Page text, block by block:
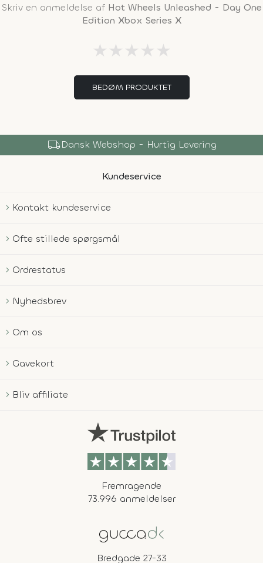
Skriv en anmeldelse af Hot Wheels Unleashed - Day One
Edition Xbox Series X
★ ★ ★ ★ ★
BEDØM PRODUKTET
local_shippingDansk Webshop - Hurtig Levering
Kundeservice
Kontakt kundeservice
Ofte stillede spørgsmål
Ordrestatus
Nyhedsbrev
Om os
Gavekort
Bliv affiliate
Fremragende
73.996 anmeldelser
Bredgade 27-33